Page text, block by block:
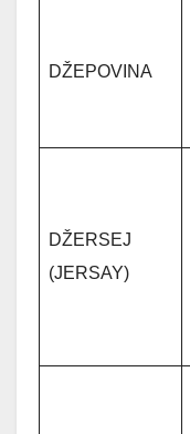
DŽEPOVINA
DŽERSEJ
(JERSAY)